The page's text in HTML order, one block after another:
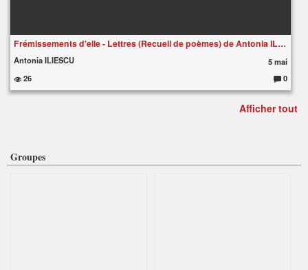
Frémissements d'elle - Lettres (Recueil de poèmes) de Antonia ILIESCU
Antonia ILIESCU
5 mai
26
C
o
m
0
Afficher tout
Groupes